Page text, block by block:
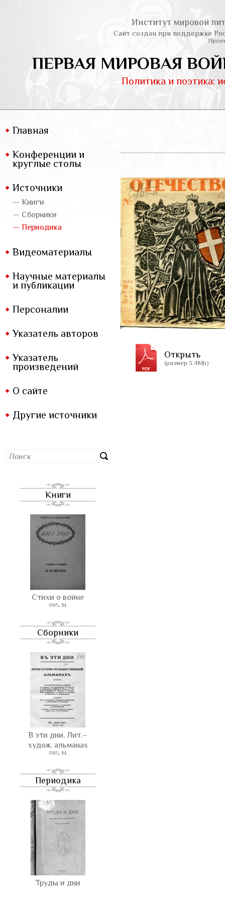
Институт мировой
Сайт создан при поддержке
ПЕРВАЯ МИРОВАЯ
Политика и поэтика:
Главная
Конференции и
круглые столы
Источники
— Книги
— Сборники
— Периодика
Видеоматериалы
Научные материалы
и публикации
Персоналии
Указатель авторов
Указатель
произведений
О сайте
Другие источники
Книги
Стихи о войне
1915, М.
Сборники
В эти дни. Лит.–
худож. альманах
1915, М.
Периодика
Труды и дни
Открыть
(размер 3.4Mb)